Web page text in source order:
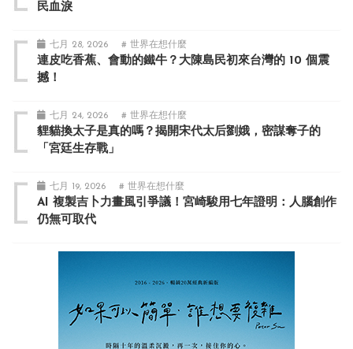
民血淚
七月 28, 2026 # 世界在想什麼
連皮吃香蕉、會動的鐵牛？大陳島民初來台灣的 10 個震
撼！
七月 24, 2026 # 世界在想什麼
貍貓換太子是真的嗎？揭開宋代太后劉娥，密謀奪子的
「宮廷生存戰」
七月 19, 2026 # 世界在想什麼
AI 複製吉卜力畫風引爭議！宮崎駿用七年證明：人腦創作
仍無可取代